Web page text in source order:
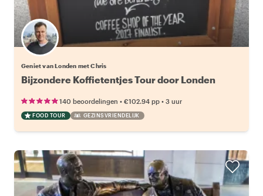
Geniet van Londen met Chris
Bijzondere Koffietentjes Tour door Londen
140 beoordelingen • €102.94 pp • 3 uur
FOOD TOUR GEZINSVRIENDELIJK